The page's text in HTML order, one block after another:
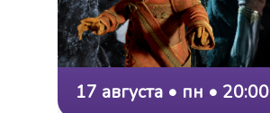
17 августа • пн • 20:00